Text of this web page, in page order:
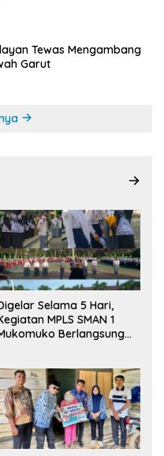
Tewas Mengambang
Garut
Selama 5 Hari,
MPLS SMAN 1
Berlangsung